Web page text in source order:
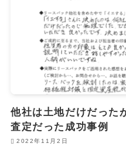
他社は土地だけだった
査定だった成功事例
2022年11月2日